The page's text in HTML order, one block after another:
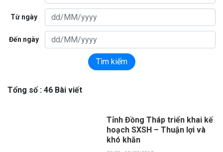
Từ ngày
Đến ngày
Tìm kiếm
Tổng số : 46 Bài viết
Tỉnh Đồng Tháp triển khai kế
hoạch SXSH – Thuận lợi và
khó khăn